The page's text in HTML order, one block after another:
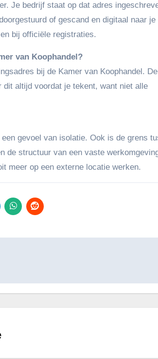
Je bedrijf staat op dat adres
of gescand en digitaal naar je
bij officiële registraties.
van Koophandel?
bij de Kamer van Koophandel. De
altijd voordat je tekent, want niet alle
gevoel van isolatie. Ook is de grens
de structuur van een vaste
meer op een externe locatie werken.